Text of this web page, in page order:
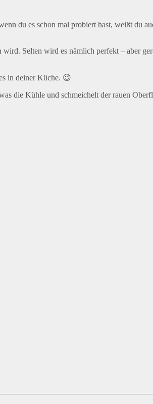
du es schon mal probiert hast, weißt du
Selten wird es nämlich perfekt – aber
in deiner Küche. 😉
die Kühle und schmeichelt der rauen